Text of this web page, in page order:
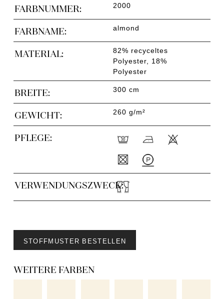
FARBNUMMER: 2000
FARBNAME: almond
MATERIAL:
82% recyceltes
Polyester, 18%
Polyester
BREITE: 300 cm
GEWICHT: 260 g/m²
PFLEGE:
VERWENDUNGSZWECK:
STOFFMUSTER BESTELLEN
WEITERE FARBEN